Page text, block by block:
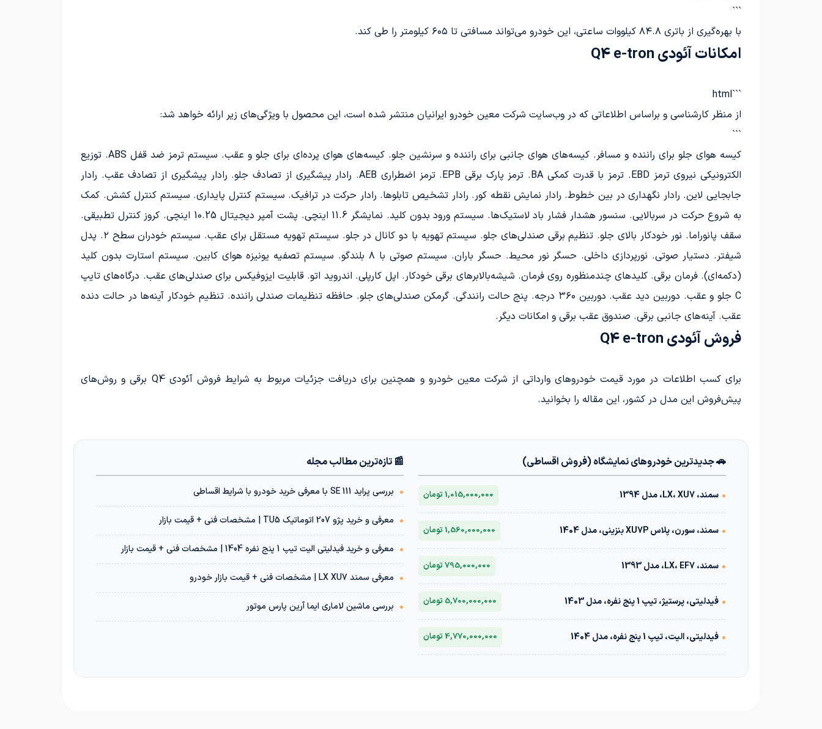
```
با بهره‌گیری از باتری ۸۴.۸ کیلووات ساعتی، این خودرو می‌تواند مسافتی تا ۶۰۵ کیلومتر را طی کند.
امکانات آئودی Q4 e-tron
```html
از منظر کارشناسی و براساس اطلاعاتی که در وب‌سایت شرکت معین خودرو ایرانیان منتشر شده است، این محصول با ویژگی‌های زیر ارائه خواهد شد:
```
کیسه هوای جلو برای راننده و مسافر. کیسه‌های هوای جانبی برای راننده و سرنشین جلو. کیسه‌های هوای پرده‌ای برای جلو و عقب. سیستم ترمز ضد قفل ABS. توزیع
الکترونیکی نیروی ترمز EBD. ترمز با قدرت کمکی BA. ترمز پارک برقی EPB. ترمز اضطراری AEB. رادار پیشگیری از تصادف جلو. رادار پیشگیری از تصادف عقب. رادار
جابجایی لاین. رادار نگهداری در بین خطوط. رادار نمایش نقطه کور. رادار تشخیص تابلوها. رادار حرکت در ترافیک. سیستم کنترل پایداری. سیستم کنترل کشش. کمک
به شروع حرکت در سربالایی. سنسور هشدار فشار باد لاستیک‌ها. سیستم ورود بدون کلید. نمایشگر 11.6 اینچی. پشت آمپر دیجیتال 10.25 اینچی. کروز کنترل تطبیقی.
سقف پانوراما. نور خودکار بالای جلو. تنظیم برقی صندلی‌های جلو. سیستم تهویه با دو کانال در جلو. سیستم تهویه مستقل برای عقب. سیستم خودران سطح ۲. پدل
شیفتر. دستیار صوتی. نورپردازی داخلی. حسگر نور محیط. حسگر باران. سیستم صوتی با ۸ بلندگو. سیستم تصفیه یونیزه هوای کابین. سیستم استارت بدون کلید
(دکمه‌ای). فرمان برقی. کلیدهای چندمنظوره روی فرمان. شیشه‌بالابرهای برقی خودکار. اپل کارپلی. اندروید اتو. قابلیت ایزوفیکس برای صندلی‌های عقب. درگاه‌های تایپ
C جلو و عقب. دوربین دید عقب. دوربین ۳۶۰ درجه. پنج حالت رانندگی. گرمکن صندلی‌های جلو. حافظه تنظیمات صندلی راننده. تنظیم خودکار آینه‌ها در حالت دنده
عقب. آینه‌های جانبی برقی. صندوق عقب برقی و امکانات دیگر.
فروش آئودی Q4 e-tron
برای کسب اطلاعات در مورد قیمت خودروهای وارداتی از شرکت معین خودرو و همچنین برای دریافت جزئیات مربوط به شرایط فروش آئودی Q4 برقی و روش‌های
پیش‌فروش این مدل در کشور، این مقاله را بخوانید.
🚗 جدیدترین خودروهای نمایشگاه (فروش اقساطی)
• سمند، LX، XU7، مدل 1394 1,015,000,000 تومان
• سمند، سورن، پلاس XU7P بنزینی، مدل 1404 1,560,000,000 تومان
• سمند، LX، EF7، مدل 1393 795,000,000 تومان
• فیدلیتی، پرستیژ، تیپ 1 پنج نفره، مدل 1403 5,700,000,000 تومان
• فیدلیتی، الیت، تیپ 1 پنج نفره، مدل 1404 4,770,000,000 تومان
📰 تازه‌ترین مطالب مجله
• بررسی پراید 111 SE با معرفی خرید خودرو با شرایط اقساطی
• معرفی و خرید پژو 207 اتوماتیک TU5 | مشخصات فنی + قیمت بازار
• معرفی و خرید فیدلیتی الیت تیپ 1 پنج نفره 1404 | مشخصات فنی + قیمت بازار
• معرفی سمند LX XU7 | مشخصات فنی + قیمت بازار خودرو
• بررسی ماشین لاماری ایما آرین پارس موتور